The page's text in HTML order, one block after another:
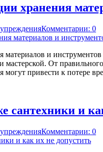
хранения
Комментарии: 0
и
мастерской. От
могут привести к потере
и
Комментарии: 0